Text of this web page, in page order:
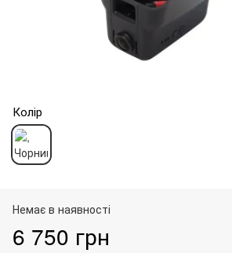
Колір
Немає в наявності
6 750 грн